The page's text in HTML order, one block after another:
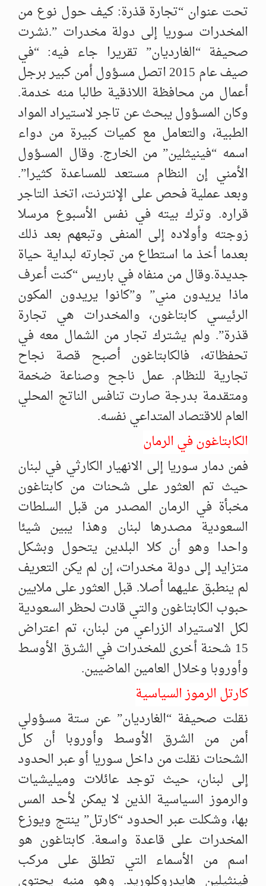
تحت عنوان “تجارة قذرة: كيف حول نوع من
المخدرات سوريا إلى دولة مخدرات ”.نشرت
صحيفة “الغارديان” تقريرا جاء فيه: “في
صيف عام 2015 اتصل مسؤول أمن كبير برجل
أعمال من محافظة اللاذقية طالبا منه خدمة.
وكان المسؤول يبحث عن تاجر لاستيراد المواد
الطبية، والتعامل مع كميات كبيرة من دواء
اسمه “فينيثلين” من الخارج. وقال المسؤول
الأمني إن النظام مستعد للمساعدة كثيرا”.
وبعد عملية فحص على الإنترنت، اتخذ التاجر
قراره. وترك بيته في نفس الأسبوع مرسلا
زوجته وأولاده إلى المنفى وتبعهم بعد ذلك
بعدما أخذ ما استطاع من تجارته لبداية حياة
جديدة.وقال من منفاه في باريس “كنت أعرف
ماذا يريدون مني” و”كانوا يريدون المكون
الرئيسي كابتاغون، والمخدرات هي تجارة
قذرة”. ولم يشترك تجار من الشمال معه في
تحفظاته، فالكابتاغون أصبح قصة نجاح
تجارية للنظام. عمل ناجح وصناعة ضخمة
ومتقدمة بدرجة صارت تنافس الناتج المحلي
العام للاقتصاد المتداعي نفسه.
الكابتاغون في الرمان
فمن دمار سوريا إلى الانهيار الكارثي في لبنان
حيث تم العثور على شحنات من كابتاغون
مخبأة في الرمان المصدر من قبل السلطات
السعودية مصدرها لبنان وهذا يبين شيئا
واحدا وهو أن كلا البلدين يتحول وبشكل
متزايد إلى دولة مخدرات، إن لم يكن التعريف
لم ينطبق عليهما أصلا. قبل العثور على ملايين
حبوب الكابتاغون والتي قادت لحظر السعودية
لكل الاستيراد الزراعي من لبنان، تم اعتراض
15 شحنة أخرى للمخدرات في الشرق الأوسط
وأوروبا وخلال العامين الماضيين.
كارتل الرموز السياسية
نقلت صحيفة “الغارديان” عن ستة مسؤولي
أمن من الشرق الأوسط وأوروبا أن كل
الشحنات نقلت من داخل سوريا أو عبر الحدود
إلى لبنان، حيث توجد عائلات وميليشيات
والرموز السياسية الذين لا يمكن لأحد المس
بها، وشكلت عبر الحدود “كارتل” ينتج ويوزع
المخدرات على قاعدة واسعة. كابتاغون هو
اسم من الأسماء التي تطلق على مركب